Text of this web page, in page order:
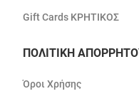
Gift Cards ΚΡΗΤΙΚΟΣ
ΠΟΛΙΤΙΚΗ
Όροι Χρήσης